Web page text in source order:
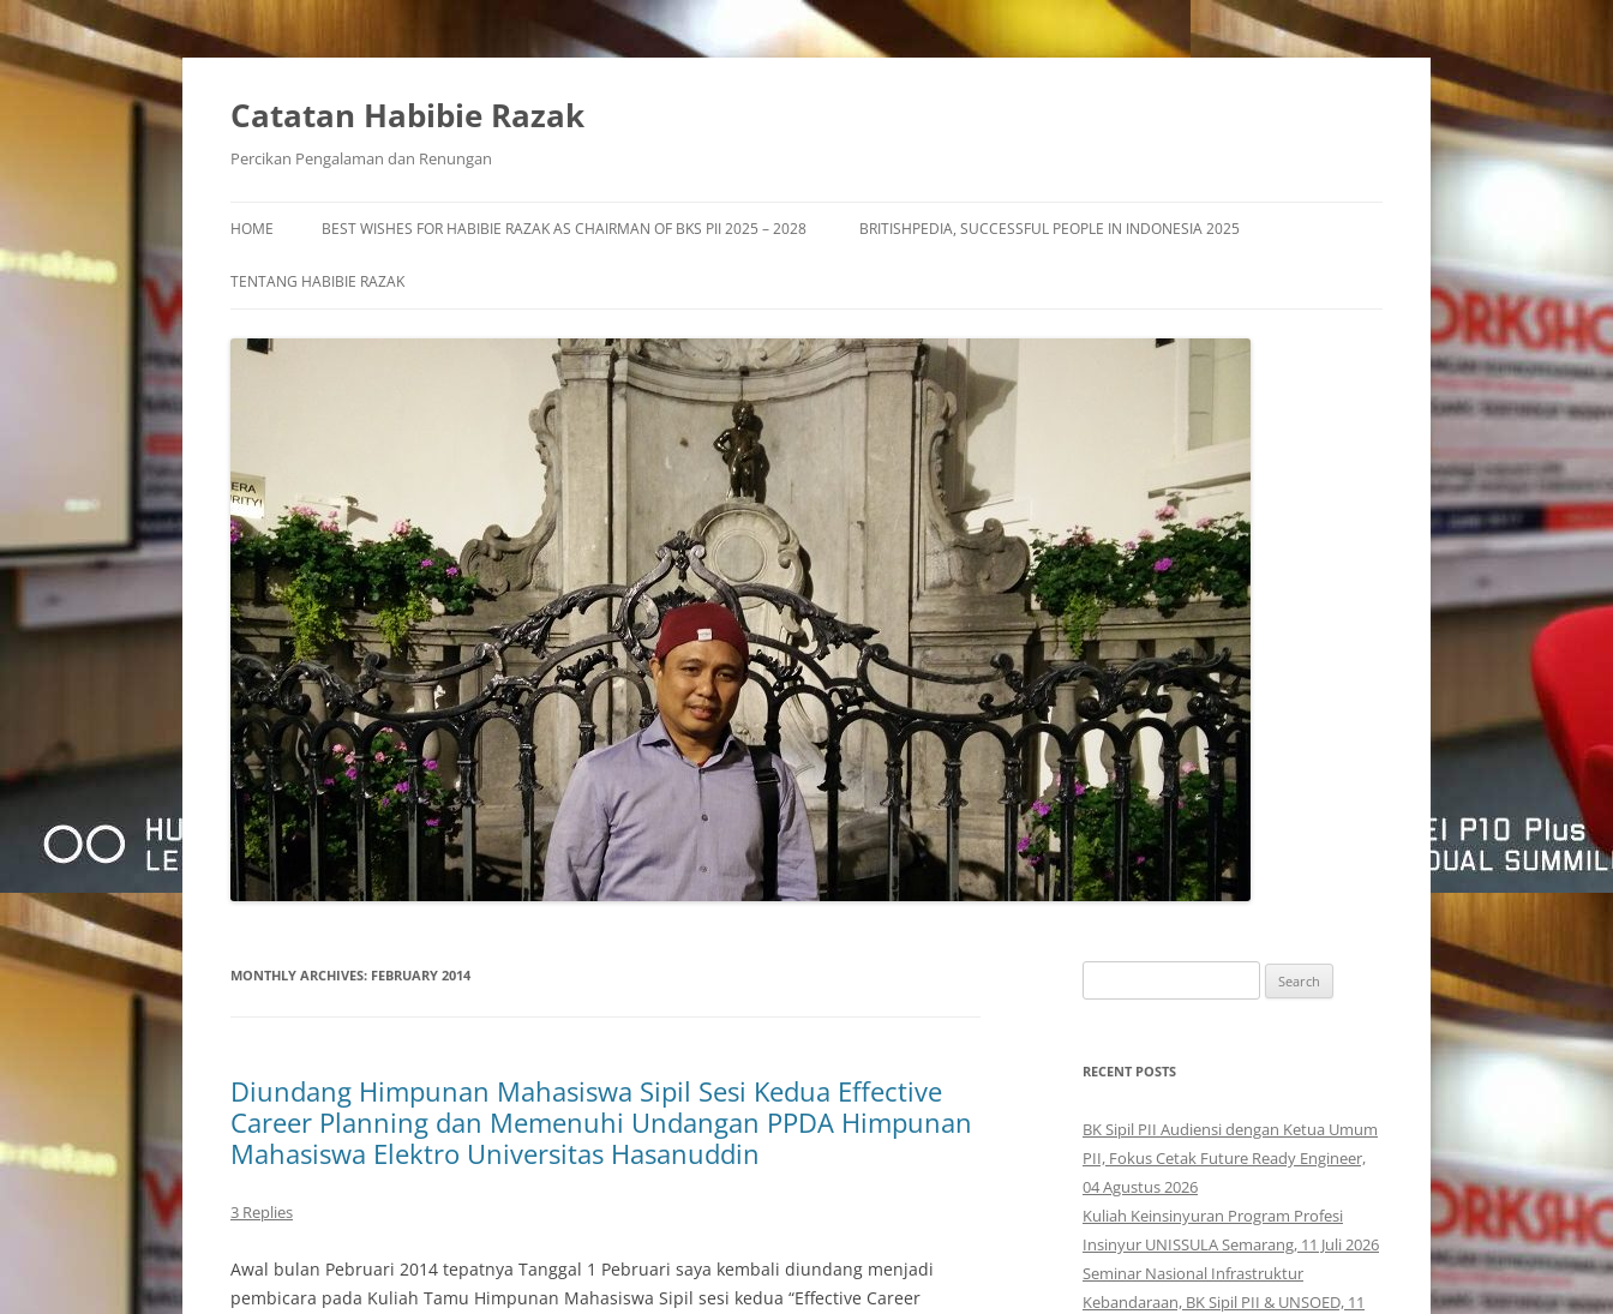
Skip
Catatan Habibie Razak
Percikan Pengalaman dan Renungan
HOME BEST WISHES FOR HABIBIE RAZAK AS CHAIRMAN OF BKS PII 2025 – 2028 BRITISHPEDIA, SUCCESSFUL PEOPLE IN INDONESIA 2025
TENTANG HABIBIE RAZAK
MONTHLY ARCHIVES: FEBRUARY 2014
Diundang Himpunan Mahasiswa Sipil Sesi Kedua Effective
Career Planning dan Memenuhi Undangan PPDA Himpunan
Mahasiswa Elektro Universitas Hasanuddin
3 Replies
Awal bulan Pebruari 2014 tepatnya Tanggal 1 Pebruari saya kembali diundang menjadi
pembicara pada Kuliah Tamu Himpunan Mahasiswa Sipil sesi kedua “Effective Career
for:
RECENT POSTS
BK Sipil PII Audiensi dengan Ketua Umum
PII, Fokus Cetak Future Ready Engineer,
04 Agustus 2026
Kuliah Keinsinyuran Program Profesi
Insinyur UNISSULA Semarang, 11 Juli 2026
Seminar Nasional Infrastruktur
Kebandaraan, BK Sipil PII & UNSOED, 11